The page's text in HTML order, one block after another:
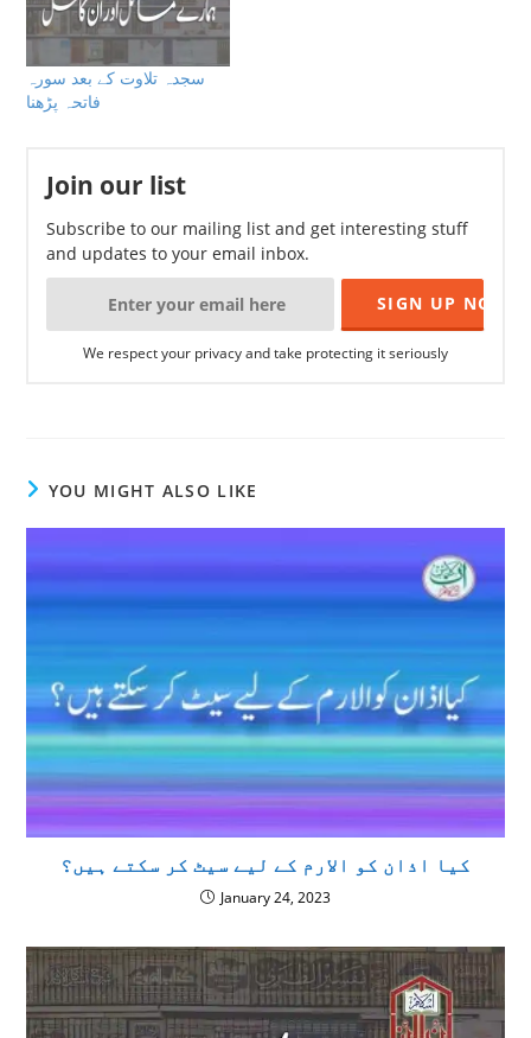
سجدہ تلاوت کے بعد سورہ
فاتحہ پڑھنا
Join our list
Subscribe to our mailing list and get interesting stuff
and updates to your email inbox.
We respect your privacy and take protecting it seriously
YOU MIGHT ALSO LIKE
كيا اذان كو الارم كے ليے سيٹ كر سكتے ہيں؟
January 24, 2023